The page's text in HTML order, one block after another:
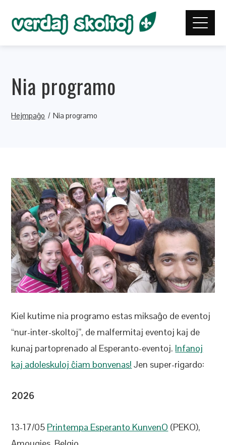
Nia programo
Hejmpaĝo Nia programo
Kiel kutime nia programo estas miksaĝo de eventoj
“nur-inter-skoltoj”, de malfermitaj eventoj kaj de
kunaj partoprenado al Esperanto-eventoj. Infanoj
kaj adoleskuloj ĉiam bonvenas! Jen super-rigardo:
2026
13-17/05 Printempa Esperanto KunvenO (PEKO),